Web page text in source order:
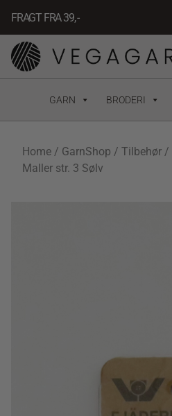
indholdet
FRAGT FRA 39, -
GARN BRODERI
Home / GarnShop / Tilbehør /
Maller str. 3 Sølv